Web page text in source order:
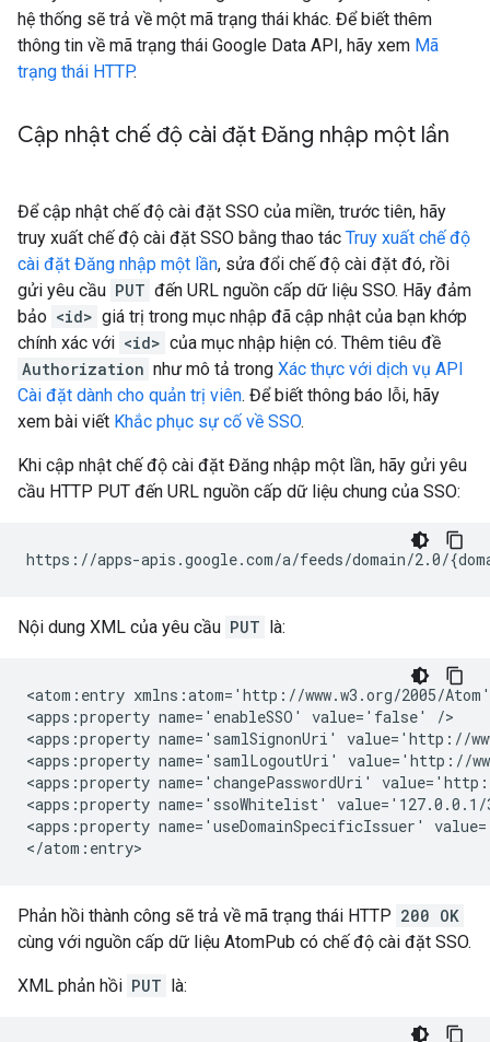
hệ thống sẽ trả về một mã trạng thái khác. Để biết thêm
thông tin về mã trạng thái Google Data API, hãy xem Mã
trạng thái HTTP.
Cập nhật chế độ cài đặt Đăng nhập một lần
Để cập nhật chế độ cài đặt SSO của miền, trước tiên, hãy
truy xuất chế độ cài đặt SSO bằng thao tác Truy xuất chế độ
cài đặt Đăng nhập một lần, sửa đổi chế độ cài đặt đó, rồi
gửi yêu cầu PUT đến URL nguồn cấp dữ liệu SSO. Hãy đảm
bảo <id> giá trị trong mục nhập đã cập nhật của bạn khớp
chính xác với <id> của mục nhập hiện có. Thêm tiêu đề
Authorization như mô tả trong Xác thực với dịch vụ API
Cài đặt dành cho quản trị viên. Để biết thông báo lỗi, hãy
xem bài viết Khắc phục sự cố về SSO.
Khi cập nhật chế độ cài đặt Đăng nhập một lần, hãy gửi yêu
cầu HTTP PUT đến URL nguồn cấp dữ liệu chung của SSO:
Nội dung XML của yêu cầu PUT là:
<atom:entry xmlns:atom='http://www.w3.org/2005/
<apps:property name='enableSSO' value='false' />
<apps:property name='samlSignonUri' value='http://
<apps:property name='samlLogoutUri' value='http://
<apps:property name='changePasswordUri'
<apps:property name='ssoWhitelist'
<apps:property name='useDomainSpecificIssuer'
Phản hồi thành công sẽ trả về mã trạng thái HTTP 200 OK
cùng với nguồn cấp dữ liệu AtomPub có chế độ cài đặt SSO.
XML phản hồi PUT là: